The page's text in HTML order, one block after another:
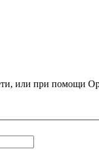
или при помощи